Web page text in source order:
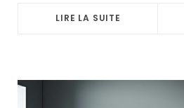
LIRE LA SUITE